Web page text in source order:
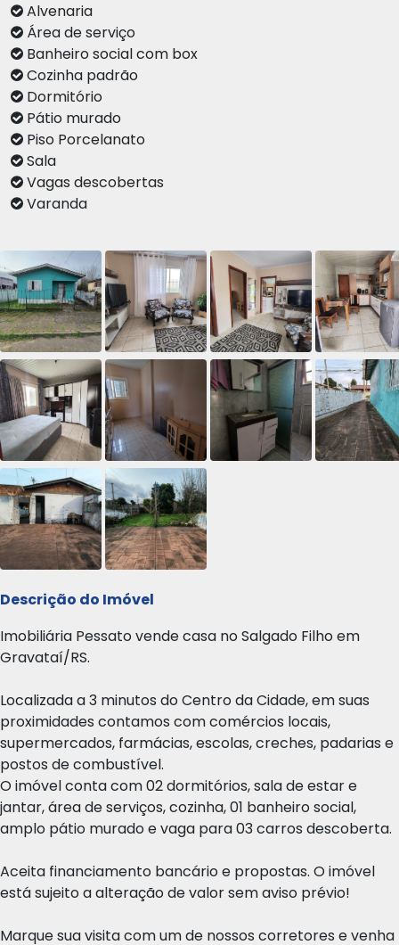
Alvenaria
Área de serviço
Banheiro social com box
Cozinha padrão
Dormitório
Pátio murado
Piso Porcelanato
Sala
Vagas descobertas
Varanda
Descrição do Imóvel
Imobiliária Pessato vende casa no Salgado Filho em
Gravataí/RS.
Localizada a 3 minutos do Centro da Cidade, em suas
proximidades contamos com comércios locais,
supermercados, farmácias, escolas, creches, padarias e
postos de combustível.
O imóvel conta com 02 dormitórios, sala de estar e
jantar, área de serviços, cozinha, 01 banheiro social,
amplo pátio murado e vaga para 03 carros descoberta.
Aceita financiamento bancário e propostas. O imóvel
está sujeito a alteração de valor sem aviso prévio!
Marque sua visita com um de nossos corretores e venha